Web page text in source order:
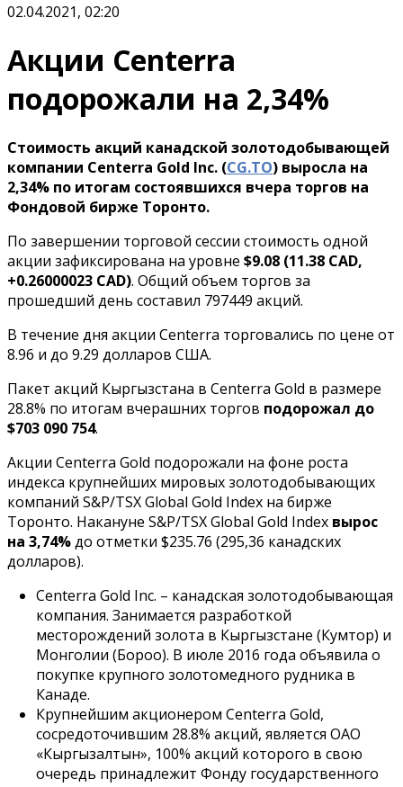
02.04.2021, 02:20
Акции Centerra
подорожали на 2,34%
Стоимость акций канадской золотодобывающей
компании Centerra Gold Inc. (CG.TO) выросла на
2,34% по итогам состоявшихся вчера торгов на
Фондовой бирже Торонто.
По завершении торговой сессии стоимость одной
акции зафиксирована на уровне $9.08 (11.38 CAD,
+0.26000023 CAD). Общий объем торгов за
прошедший день составил 797449 акций.
В течение дня акции Centerra торговались по цене от
8.96 и до 9.29 долларов США.
Пакет акций Кыргызстана в Centerra Gold в размере
28.8% по итогам вчерашних торгов подорожал до
$703 090 754.
Акции Centerra Gold подорожали на фоне роста
индекса крупнейших мировых золотодобывающих
компаний S&P/TSX Global Gold Index на бирже
Торонто. Накануне S&P/TSX Global Gold Index вырос
на 3,74%до отметки $235.76 (295,36 канадских
долларов).
Centerra Gold Inc. – канадская золотодобывающая
компания. Занимается разработкой
месторождений золота в Кыргызстане (Кумтор) и
Монголии (Бороо). В июле 2016 года объявила о
покупке крупного золотомедного рудника в
Канаде.
Крупнейшим акционером Centerra Gold,
сосредоточившим 28.8% акций, является ОАО
«Кыргызалтын», 100% акций которого в свою
очередь принадлежит Фонду государственного